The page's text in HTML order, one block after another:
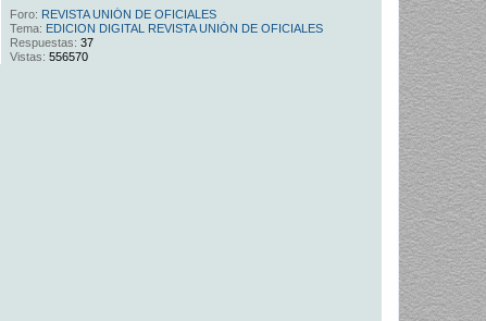
Foro: REVISTA UNIÓN DE OFICIALES
Tema: EDICION DIGITAL REVISTA UNIÓN DE OFICIALES
Respuestas:37
Vistas:556570